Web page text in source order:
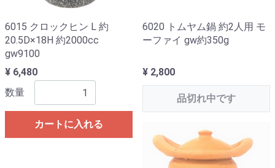
6015 クロックヒン L 約
20.5D×18H 約2000cc
gw9100
¥ 6,480
数量
カートに入れる
6020 トムヤム鍋 約2人用 モ
ーファイ gw約350g
¥ 2,800
品切れ中です